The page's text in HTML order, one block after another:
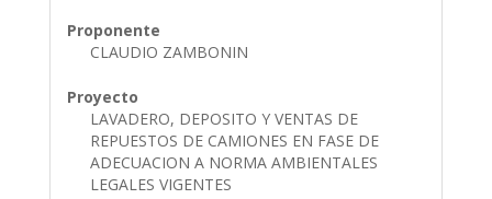
Proponente
CLAUDIO ZAMBONIN
Proyecto
LAVADERO, DEPOSITO Y VENTAS DE
REPUESTOS DE CAMIONES EN FASE DE
ADECUACION A NORMA AMBIENTALES
LEGALES VIGENTES